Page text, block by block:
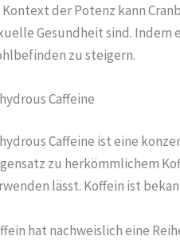
Kontext der Potenz kann
Gesundheit sind.
zu steigern.
Caffeine
Caffeine ist eine
zu herkömmlichem
lässt. Koffein ist
hat nachweislich eine